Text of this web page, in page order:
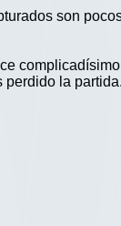
son
la